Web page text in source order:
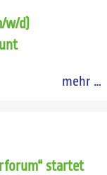
w/d)
mehr …
startet